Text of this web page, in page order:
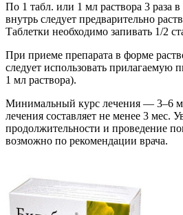
По 1 табл. или 1 мл раствора 3 раза
внутрь следует предварительно
Таблетки необходимо запивать 1/2
При приеме препарата в форме
следует использовать прилагаемую
1 мл раствора).
Минимальный курс лечения — 3–6
лечения составляет не менее 3 мес.
продолжительности и проведение
возможно по рекомендации врача.